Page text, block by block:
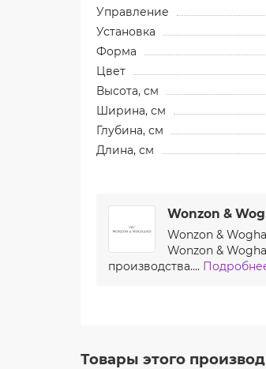
Управление
Установка
Форма
Цвет
Высота, см
Ширина, см
Глубина, см
Длина, см
Wonzon &
Wonzon &
Wonzon &
производства....
Товары этого